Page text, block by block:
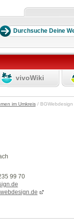
vivoWiki
im Umkreis/ BGWebdesign
99 70